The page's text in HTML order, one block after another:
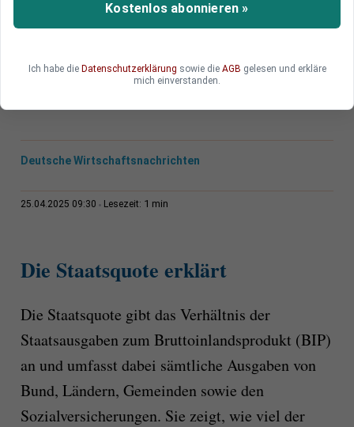
Höhere Ausgaben des Staates für
Sozialleistungen wie Renten, Pflege- und
im Verhältnis zur Wirtschaftskraft Deutschlands
2024 nach oben getrieben.
Deutsche Wirtschaftsnachrichten
25.04.2025 09:30 Lesezeit: 1 min
Die Staatsquote erklärt
Die Staatsquote gibt das Verhältnis der
Staatsausgaben zum Bruttoinlandsprodukt (BIP)
an und umfasst dabei sämtliche Ausgaben von
Bund, Ländern, Gemeinden sowie den
Sozialversicherungen. Sie zeigt, wie viel der
Kostenlos abonnieren »
Ich habe die Datenschutzerklärung sowie die AGB gelesen und erkläre
mich einverstanden.